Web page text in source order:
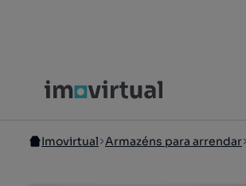
Imovirtual Armazéns para arrendar